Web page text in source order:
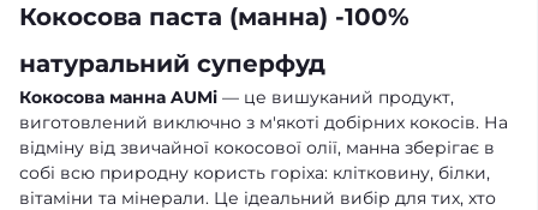
Кокосова паста (манна) -100%
натуральний суперфуд
Кокосова манна AUMi — це вишуканий продукт,
виготовлений виключно з м'якоті добірних кокосів. На
відміну від звичайної кокосової олії, манна зберігає в
собі всю природну користь горіха: клітковину, білки,
вітаміни та мінерали. Це ідеальний вибір для тих, хто